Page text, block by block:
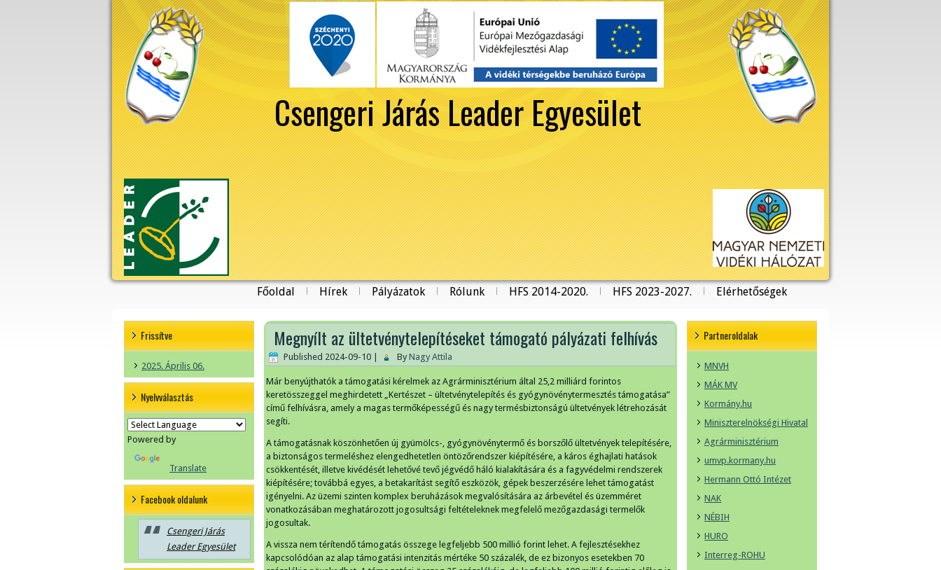
Csengeri Járás Leader Egyesület
Főoldal Hírek Pályázatok Rólunk HFS 2014-2020. HFS 2023-2027. Elérhetőségek
Frissítve
2025. Április 06.
Nyelvválasztás
Powered by
Translate
Facebook oldalunk
Csengeri Járás
Leader Egyesület
Megnyílt az ültetvénytelepítéseket támogató pályázati felhívás
Published 2024-09-10 By Nagy Attila
Már benyújthatók a támogatási kérelmek az Agrárminisztérium által 25,2 milliárd forintos
keretösszeggel meghirdetett „Kertészet – ültetvénytelepítés és gyógynövénytermesztés támogatása”
című felhívásra, amely a magas termőképességű és nagy termésbiztonságú ültetvények létrehozását
segíti.
A támogatásnak köszönhetően új gyümölcs-, gyógynövénytermő és borszőlő ültetvények telepítésére,
a biztonságos termeléshez elengedhetetlen öntözőrendszer kiépítésére, a káros éghajlati hatások
csökkentését, illetve kivédését lehetővé tevő jégvédő háló kialakítására és a fagyvédelmi rendszerek
kiépítésére; továbbá egyes, a betakarítást segítő eszközök, gépek beszerzésére lehet támogatást
igényelni. Az üzemi szinten komplex beruházások megvalósítására az árbevétel és üzemméret
vonatkozásában meghatározott jogosultsági feltételeknek megfelelő mezőgazdasági termelők
jogosultak.
A vissza nem térítendő támogatás összege legfeljebb 500 millió forint lehet. A fejlesztésekhez
kapcsolódóan az alap támogatási intenzitás mértéke 50 százalék, de ez bizonyos esetekben 70
Partneroldalak
MNVH
MÁK MV
Kormány.hu
Miniszterelnökségi Hivatal
Agrárminisztérium
umvp.kormany.hu
Hermann Ottó Intézet
NAK
NÉBIH
HURO
Interreg-ROHU